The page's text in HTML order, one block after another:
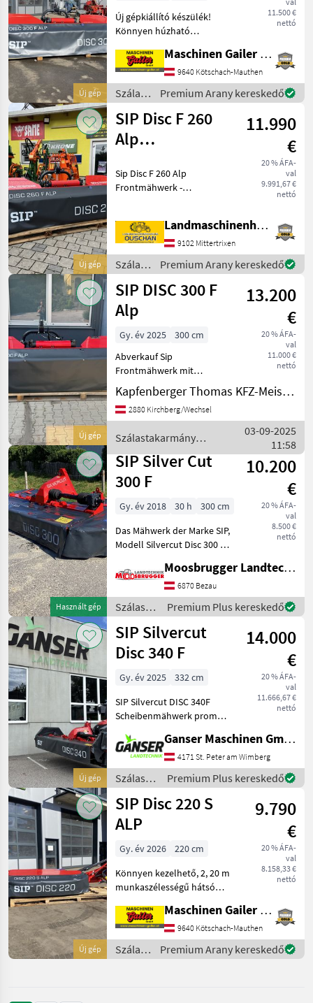
Új gép
11.500 €
nettó
Új gépkiállító készülék!
Könnyen húzható
munkaszélességgel
alapfelszereltséggel: - Elöl
szerelési kat. 1/2 - Számos
beállítási lehetőség a fejsz
Maschinen Gailer GmbH
9640 Kötschach-Mauthen
Szálastakarmány
betakarítók
/ SIP
Premium Arany kereskedő
Új gép
SIP Disc F 260
Alp
11.990
€
20 % ÁFA-
val
9.991,67 €
nettó
Sip Disc F 260 Alp
Frontmähwerk -
II - Gelenkwelle -
Klingenschnellwechselsystem
- mech Amfahrsicherung -
Mäh
Landmaschinenhandel Ouschan Anton
9102 Mittertrixen
Szálastakarmány
betakarítók
/ SIP
Premium Arany kereskedő
Új gép
SIP DISC 300 F
Alp
13.200
€
20 % ÁFA-
val
11.000 €
nettó
Gy. év 2025
300 cm
Abverkauf Sip
Frontmähwerk mit
hydraulischem
Seitenverschub und
Klingenschnellwechsler
Visszahajtás: mechanikus
visszahajtás, Frontkasza,
Vágás
Kapfenberger Thomas KFZ-Meisterbetrieb
2880 Kirchberg/Wechsel
Szálastakarmány
betakarítók / SIP
03-09-2025
11:58
Használt gép
SIP Silver Cut
300 F
10.200
€
20 % ÁFA-
val
8.500 €
nettó
Gy. év 2018 30 h
300 cm
Das Mähwerk der Marke SIP,
Modell Silvercut Disc 300 F
leistungsstarkes und
äußerst zuverlässiges
Frontmähwerk dar. Mit nur
30 Betriebs
Moosbrugger Landtechnik GmbH
6870 Bezau
Szálastakarmány
betakarítók
/ SIP
Premium Plus kereskedő
Új gép
SIP Silvercut
Disc 340 F
14.000
€
20 % ÁFA-
val
11.666,67 €
nettó
Gy. év 2025
332 cm
SIP Silvercut DISC 340F
Scheibenmähwerk prompt
681.5 kg mit S-Flow 863 kg
*Mähscheibenanzahl: 8
*Schwadbreite: 1.6-2.6 m
Kaszagerendely
Ganser Maschinen GmbH
4171 St. Peter am Wimberg
Szálastakarmány
betakarítók
/ SIP
Premium Plus kereskedő
Új gép
SIP Disc 220 S
ALP
9.790
€
20 % ÁFA-
val
8.158,33 €
nettó
Gy. év 2026
220 cm
Könnyen kezelhető, 2, 20 m
munkaszélességű hátsó
alapfelszereltségben a
következőkkel: - 1/2.
kategóriás hátsó felszerelés
- A rögzítőkeret állítási
Maschinen Gailer GmbH
9640 Kötschach-Mauthen
Szálastakarmány
betakarítók
Premium Arany kereskedő